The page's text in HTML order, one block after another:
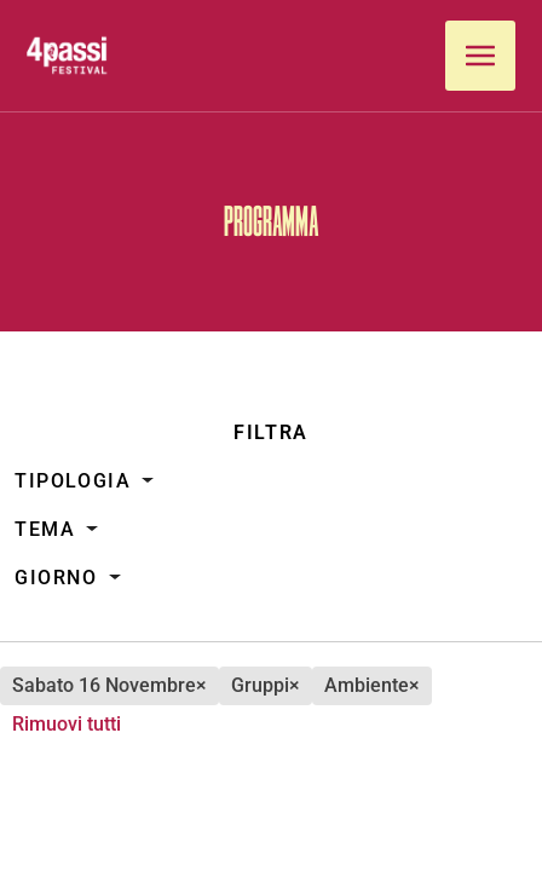
PROGRAMMA
FILTRA
TIPOLOGIA
TEMA
GIORNO
sabato 16 Novembre× gruppi× ambiente×
Rimuovi tutti